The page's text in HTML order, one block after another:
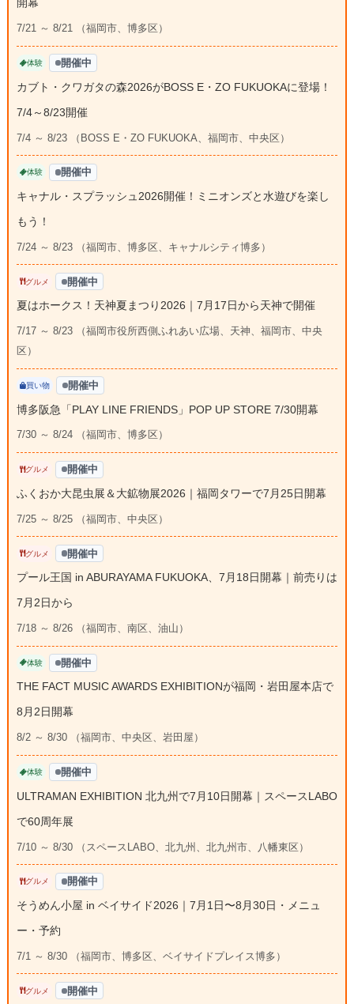
開幕
7/21 ～ 8/21 （福岡市、博多区）
体験 開催中
カブト・クワガタの森2026がBOSS E・ZO FUKUOKAに登場！
7/4～8/23開催
7/4 ～ 8/23 （BOSS E・ZO FUKUOKA、福岡市、中央区）
体験 開催中
キャナル・スプラッシュ2026開催！ミニオンズと水遊びを楽し
もう！
7/24 ～ 8/23 （福岡市、博多区、キャナルシティ博多）
グルメ 開催中
夏はホークス！天神夏まつり2026｜7月17日から天神で開催
7/17 ～ 8/23 （福岡市役所西側ふれあい広場、天神、福岡市、中央
区）
買い物 開催中
博多阪急「PLAY LINE FRIENDS」POP UP STORE 7/30開幕
7/30 ～ 8/24 （福岡市、博多区）
グルメ 開催中
ふくおか大昆虫展＆大鉱物展2026｜福岡タワーで7月25日開幕
7/25 ～ 8/25 （福岡市、中央区）
グルメ 開催中
プール王国 in ABURAYAMA FUKUOKA、7月18日開幕｜前売りは
7月2日から
7/18 ～ 8/26 （福岡市、南区、油山）
体験 開催中
THE FACT MUSIC AWARDS EXHIBITIONが福岡・岩田屋本店で
8月2日開幕
8/2 ～ 8/30 （福岡市、中央区、岩田屋）
体験 開催中
ULTRAMAN EXHIBITION 北九州で7月10日開幕｜スペースLABO
で60周年展
7/10 ～ 8/30 （スペースLABO、北九州、北九州市、八幡東区）
グルメ 開催中
そうめん小屋 in ベイサイド2026｜7月1日〜8月30日・メニュ
ー・予約
7/1 ～ 8/30 （福岡市、博多区、ベイサイドプレイス博多）
グルメ 開催中